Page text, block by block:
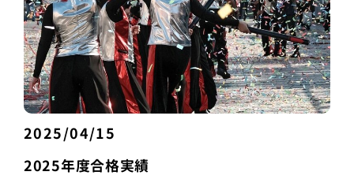
2025/04/15
2025年度合格実績